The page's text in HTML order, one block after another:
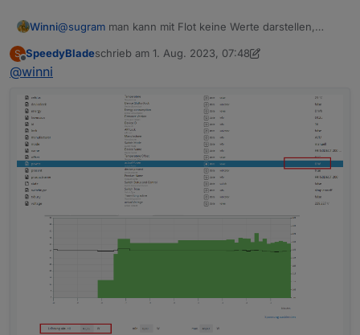
Winni@sugram man kann mit Flot keine Werte darstellen,
man auch Flot-Grafiken einbinden. Hier ein Beispiel,
S
Offline
SpeedyBladeschrieb am 1. Aug. 2023, 07:48
zuletzt editiert von SpeedyBlade
@winni